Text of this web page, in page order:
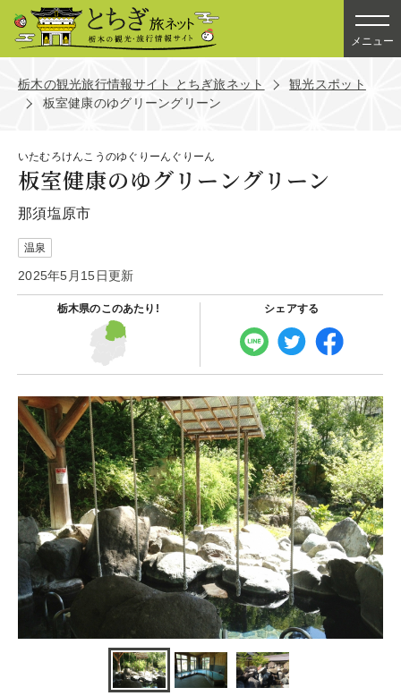
メニュー
栃木の観光旅行情報サイト とちぎ旅ネット
観光スポット
板室健康のゆグリーングリーン
いたむろけんこうのゆぐりーんぐりーん
板室健康のゆグリーングリーン
那須塩原市
温泉
2025年5月15日更新
栃木県のこのあたり! シェアする